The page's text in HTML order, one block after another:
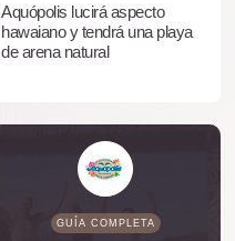
Aquópolis lucirá aspecto
hawaiano y tendrá una playa
de arena natural
GUÍA COMPLETA